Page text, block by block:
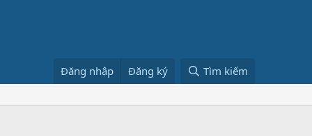
Đăng nhập Đăng ký Tìm kiếm